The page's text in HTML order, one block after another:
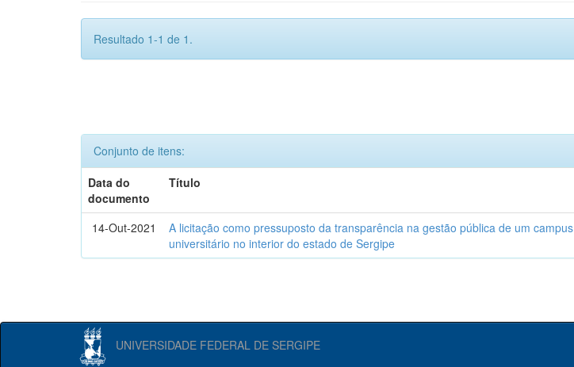
Resultado 1-1 de 1.
Conjunto de itens:
Data do
documento
Título
14-Out-2021
A licitação como pressuposto da transparência na gestão pública de um campus
universitário no interior do estado de Sergipe
UNIVERSIDADE FEDERAL DE SERGIPE